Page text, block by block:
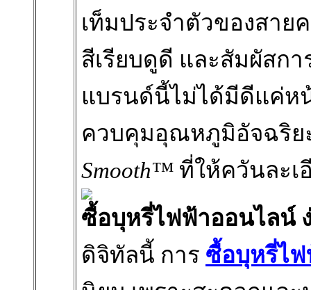
เท็มประจำตัวของสา
สีเรียบดูดี และสัมผัสก
แบรนด์นี้ไม่ได้มีดีแค่ห
ควบคุมอุณหภูมิอัจฉริย
Smooth™ ที่ให้ควันละเ
ซื้อบุหรี่ไฟฟ้าออนไลน์
ดิจิทัลนี้ การ ซื้อบุหรี่ไ